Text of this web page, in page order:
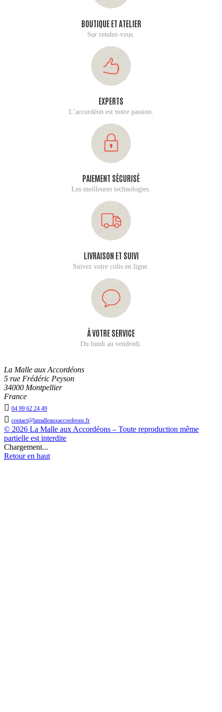
BOUTIQUE ET ATELIER
Sur rendez-vous.
EXPERTS
L’accordéon est notre passion.
PAIEMENT SÉCURISÉ
Les meilleures technologies.
LIVRAISON ET SUIVI
Suivez votre colis en ligne.
À VOTRE SERVICE
Du lundi au vendredi.
La Malle aux Accordéons
5 rue Frédéric Peyson
34000 Montpellier
France
 04 99 62 24 49
 contact@lamalleauxaccordeons.fr
© 2026 La Malle aux Accordéons – Toute reproduction même
partielle est interdite
Chargement...
Retour en haut